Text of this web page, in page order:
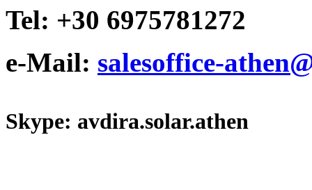
Tel: +30 6975781272
e-Mail: salesoffice-
Skype: avdira.solar.athen